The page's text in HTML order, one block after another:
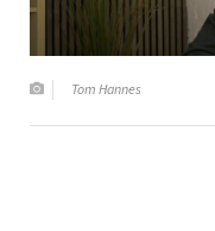
Tom Hannes